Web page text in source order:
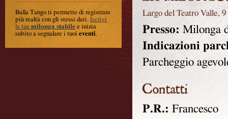
Balla Tango ti permette di registrare
più realtà con gli stessi dati. Iscrivi
la tua milonga stabile e inizia
subito a segnalare i tuoi eventi.
Largo del Teatro Valle, 9
Presso: Milonga
Indicazioni
Parcheggio
P.R.: Francesco